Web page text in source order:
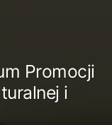
Promocji
i